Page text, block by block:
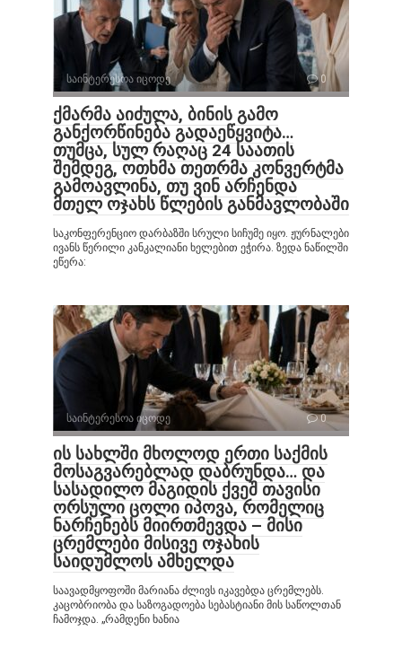
საინტერესოა იცოდე 0
ქმარმა აიძულა, ბინის გამო
განქორწინება გადაეწყვიტა…
თუმცა, სულ რაღაც 24 საათის
შემდეგ, ოთხმა თეთრმა კონვერტმა
გამოავლინა, თუ ვინ არჩენდა
მთელ ოჯახს წლების განმავლობაში
საკონფერენციო დარბაზში სრული სიჩუმე იყო. ჟურნალები
ივანს წერილი კანკალიანი ხელებით ეჭირა. ზედა ნაწილში
ეწერა:
საინტერესოა იცოდე 0
ის სახლში მხოლოდ ერთი საქმის
მოსაგვარებლად დაბრუნდა… და
სასადილო მაგიდის ქვეშ თავისი
ორსული ცოლი იპოვა, რომელიც
ნარჩენებს მიირთმევდა – მისი
ცრემლები მისივე ოჯახის
საიდუმლოს ამხელდა
საავადმყოფოში მარიანა ძლივს იკავებდა ცრემლებს.
კაცობრიობა და საზოგადოება სებასტიანი მის საწოლთან
ჩამოჯდა. „რამდენი ხანია